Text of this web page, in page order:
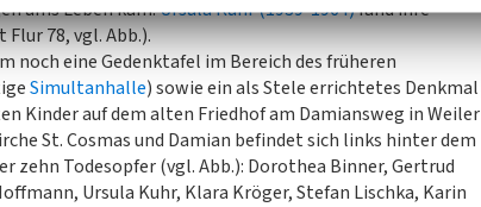
ums Leben kam.Ursula Kuhr (1939-1964)fand ihre
78, vgl. Abb.).
noch eine Gedenktafel im Bereich des früheren
Simultanhalle) sowie ein als Stele errichtetes Denkmal
Kinder auf dem alten Friedhof am Damiansweg in Weiler
St. Cosmas und Damian befindet sich links hinter dem
zehn Todesopfer (vgl. Abb.): Dorothea Binner, Gertrud
Ursula Kuhr, Klara Kröger, Stefan Lischka, Karin